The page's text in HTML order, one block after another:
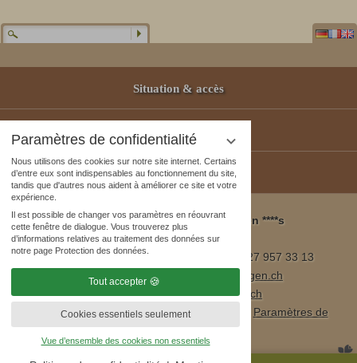
Paramètres de confidentialité
Nous utilisons des cookies sur notre site internet. Certains
d’entre eux sont indispensables au fonctionnement du site,
tandis que d'autres nous aident à améliorer ce site et votre
expérience.
Il est possible de changer vos paramètres en réouvrant
cette fenêtre de dialogue. Vous trouverez plus
d’informations relatives au traitement des données sur
notre page Protection des données.
Tout accepter
Cookies essentiels seulement
Vue d’ensemble des cookies non essentiels
Situation & accès
Partenaires
Bons-Cadeaux
Wellness & Spa Pirmin Zurbriggen ****s
3905 Saas Almagell, Suisse
Tél. ++41 (0)27 957 23 01 / fax ++41 (0)27 957 33 13
E-mail:
info@wellnesshotel-zurbriggen.ch
www.wellnesshotel-zurbriggen.ch
Mentions légales|Protection des données
Paramètres de
confidentialité|Plan du site